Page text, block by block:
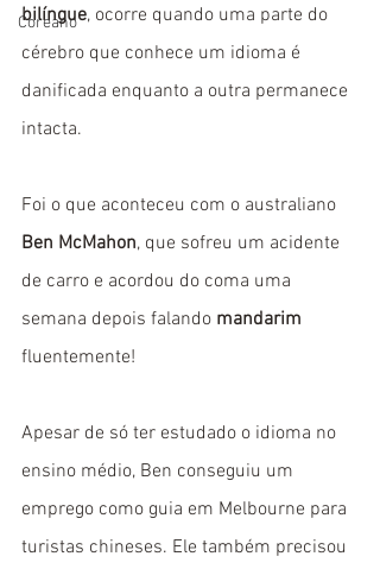
Coreano
bilíngue, ocorre quando uma parte do
cérebro que conhece um idioma é
danificada enquanto a outra permanece
intacta.
Foi o que aconteceu com o australiano
Ben McMahon, que sofreu um acidente
de carro e acordou do coma uma
semana depois falando mandarim
fluentemente!
Apesar de só ter estudado o idioma no
ensino médio, Ben conseguiu um
emprego como guia em Melbourne para
turistas chineses. Ele também precisou